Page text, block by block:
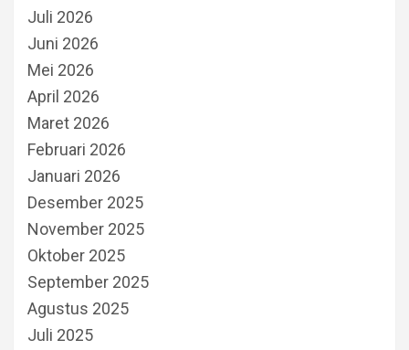
Juli 2026
Juni 2026
Mei 2026
April 2026
Maret 2026
Februari 2026
Januari 2026
Desember 2025
November 2025
Oktober 2025
September 2025
Agustus 2025
Juli 2025